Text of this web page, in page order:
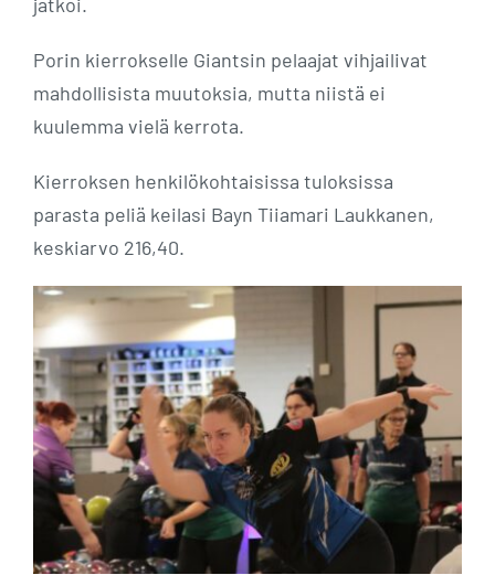
Porin kierrokselle Giantsin pelaajat vihjailivat
mahdollisista muutoksia, mutta niistä ei
kuulemma vielä kerrota.
Kierroksen henkilökohtaisissa tuloksissa
parasta peliä keilasi Bayn Tiiamari Laukkanen,
keskiarvo 216,40.